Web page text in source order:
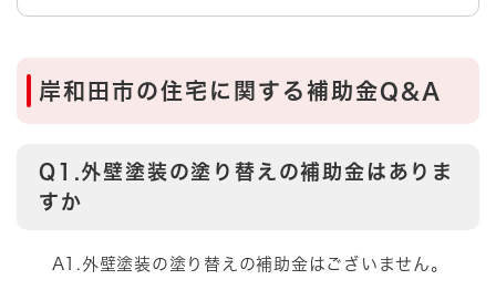
背景色変更 白 黒 青
とじる
岸和田市の住宅に関する補助金Q&A
Q1.外壁塗装の塗り替えの補助金はありま
すか
A1.外壁塗装の塗り替えの補助金はございません。